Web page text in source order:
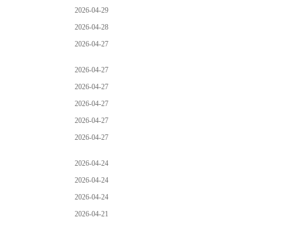
2026-04-29
2026-04-28
2026-04-27
2026-04-27
2026-04-27
2026-04-27
2026-04-27
2026-04-27
2026-04-24
2026-04-24
2026-04-24
2026-04-21